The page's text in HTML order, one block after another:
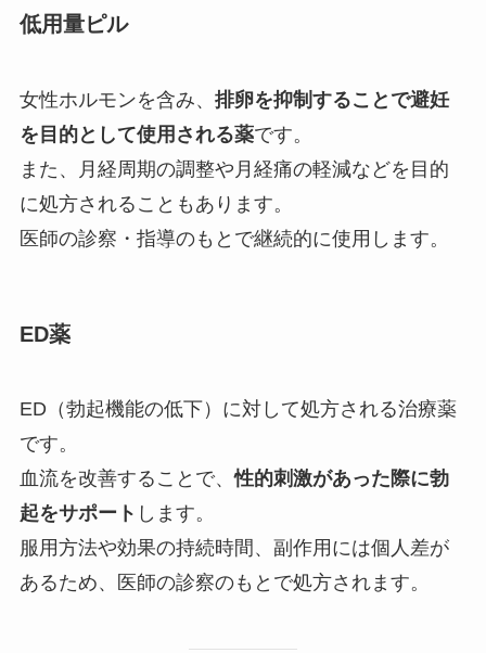
低用量ピル
女性ホルモンを含み、 排卵を抑制することで避妊
を目的として使用される薬です。
また、月経周期の調整や月経痛の軽減などを目的
に処方されることもあります。
医師の診察・指導のもとで継続的に使用します。
ED薬
ED（勃起機能の低下）に対して処方される治療薬
です。
血流を改善することで、性的刺激があった際に勃
起をサポート します。
服用方法や効果の持続時間、副作用には個人差が
あるため、医師の診察のもとで処方されます。